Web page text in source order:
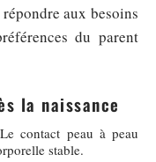
aux besoins
du parent
la naissance
Le contact peau à peau
stable.